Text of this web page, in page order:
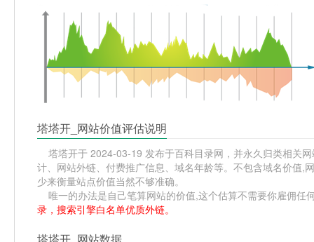
塔塔开_网站价值评估说明
塔塔开于 2024-03-19 发布于百科目录网，并永久归类相关
计、网站外链、付费推广信息、域名年龄等。不包含域名价值
少来衡量站点价值当然不够准确。
唯一的办法是自己笔算网站的价值,这个估算不需要你雇佣任
录，搜索引擎白名单优质外链。